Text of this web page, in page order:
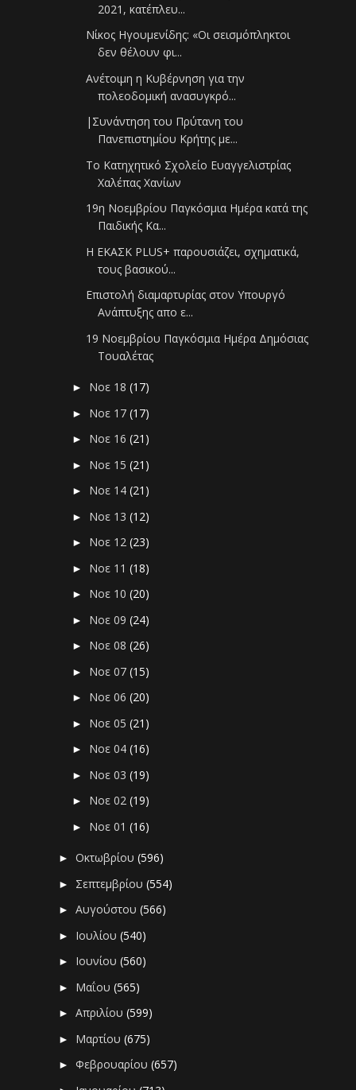
2021, κατέπλευ...
Νίκος Ηγουμενίδης: «Οι σεισμόπληκτοι
δεν θέλουν φι...
Ανέτοιμη η Κυβέρνηση για την
πολεοδομική ανασυγκρό...
|Συνάντηση του Πρύτανη του
Πανεπιστημίου Κρήτης με...
Το Κατηχητικό Σχολείο Ευαγγελιστρίας
Χαλέπας Χανίων
19η Νοεμβρίου Παγκόσμια Ημέρα κατά της
Παιδικής Κα...
Η ΕΚΑΣΚ PLUS+ παρουσιάζει, σχηματικά,
τους βασικού...
Επιστολή διαμαρτυρίας στον Υπουργό
Ανάπτυξης απο ε...
19 Νοεμβρίου Παγκόσμια Ημέρα Δημόσιας
Τουαλέτας
► Νοε 18(17)
► Νοε 17(17)
► Νοε 16(21)
► Νοε 15(21)
► Νοε 14(21)
► Νοε 13(12)
► Νοε 12(23)
► Νοε 11(18)
► Νοε 10(20)
► Νοε 09(24)
► Νοε 08(26)
► Νοε 07(15)
► Νοε 06(20)
► Νοε 05(21)
► Νοε 04(16)
► Νοε 03(19)
► Νοε 02(19)
► Νοε 01(16)
►Οκτωβρίου(596)
► Σεπτεμβρίου(554)
►Αυγούστου(566)
► Ιουλίου(540)
► Ιουνίου(560)
► Μαΐου(565)
►Απριλίου(599)
► Μαρτίου(675)
►Φεβρουαρίου(657)